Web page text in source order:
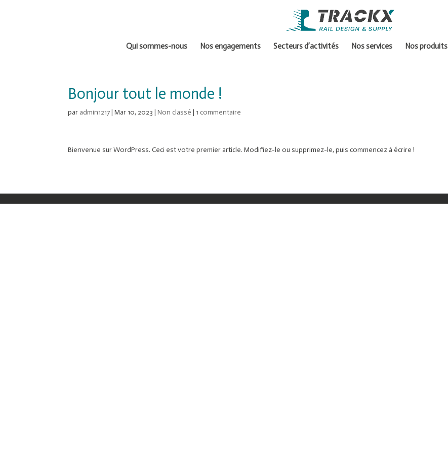
Qui sommes-nous Nos engagements Secteurs d’activités Nos services Nos produits
Bonjour tout le monde !
par admin1217 |Mar 10, 2023 |Non classé | 1 commentaire
Bienvenue sur WordPress. Ceci est votre premier article. Modifiez-le ou supprimez-le, puis commencez à écrire !